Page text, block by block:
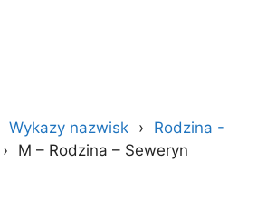
Wykazy nazwisk
Rodzina -
M – Rodzina – Seweryn